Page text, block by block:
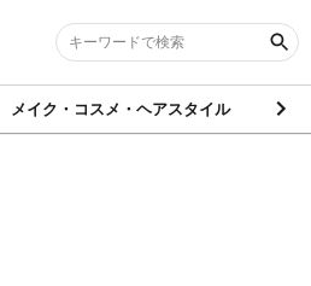
メイク・コスメ・ヘアスタイル